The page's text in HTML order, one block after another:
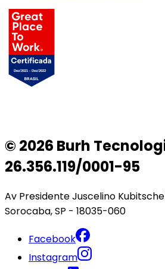
© 2026 Burh
26.356.119/0001-95
Av Presidente Juscelino
Sorocaba, SP - 18035-060
Facebook
Instagram